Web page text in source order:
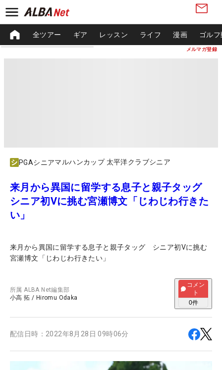
メルマガ登録
全ツアー ギア レッスン ライフ 漫画 ゴル
PGAシニアマルハンカップ 太平洋クラブシニア
来月から異国に留学する息子と親子タッグ
シニア初Vに挑む宮瀬博文「じわじわ行きた
い」
来月から異国に留学する息子と親子タッグ シニア初Vに挑む
宮瀬博文「じわじわ行きたい」
所属ALBA Net編集部
小高 拓 / Hiromu Odaka
コメン
ト
0件
配信日時： 2022年8月28日 09時06分